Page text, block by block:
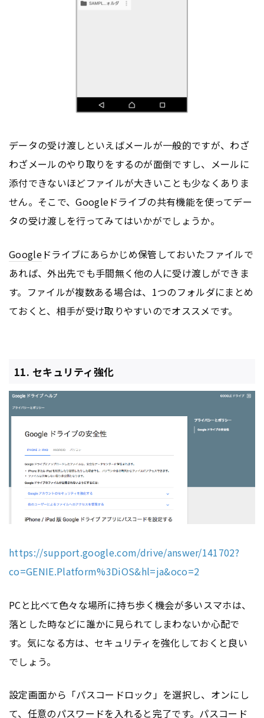
データの受け渡しといえばメールが一般的ですが、わざ
わざメールのやり取りをするのが面倒ですし、メールに
添付できないほどファイルが大きいことも少なくありま
せん。そこで、Googleドライブの共有機能を使ってデー
タの受け渡しを行ってみてはいかがでしょうか。
Googleドライブにあらかじめ保管しておいたファイルで
あれば、外出先でも手間無く他の人に受け渡しができま
す。ファイルが複数ある場合は、1つのフォルダにまとめ
ておくと、相手が受け取りやすいのでオススメです。
11. セキュリティ強化
https://support.google.com/drive/answer/141702?
co=GENIE.Platform%3DiOS&hl=ja&oco=2
PCと比べて色々な場所に持ち歩く機会が多いスマホは、
落とした時などに誰かに見られてしまわないか心配で
す。気になる方は、セキュリティを強化しておくと良い
でしょう。
設定画面から「パスコードロック」を選択し、オンにし
て、任意のパスワードを入れると完了です。パスコード